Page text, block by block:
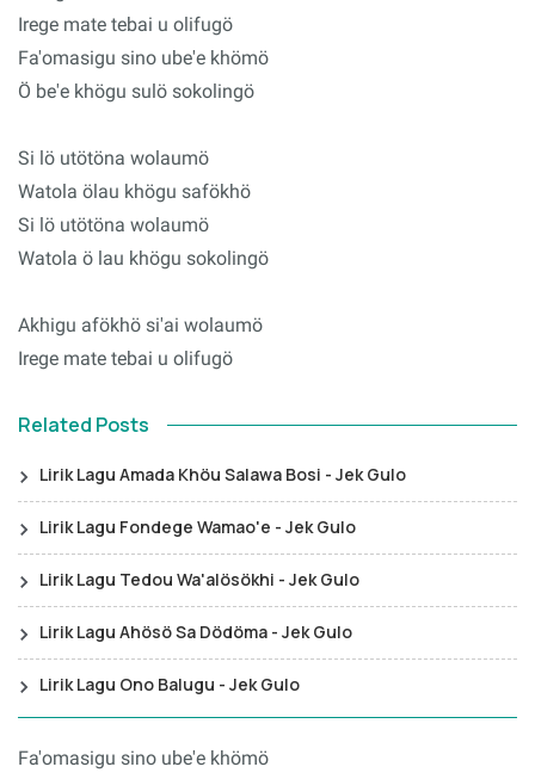
Irege mate tebai u olifugö
Fa'omasigu sino ube'e khömö
Ö be'e khögu sulö sokolingö
Si lö utötöna wolaumö
Watola ölau khögu safökhö
Si lö utötöna wolaumö
Watola ö lau khögu sokolingö
Akhigu afökhö si'ai wolaumö
Irege mate tebai u olifugö
Related Posts
Lirik Lagu Amada Khöu Salawa Bosi - Jek Gulo
Lirik Lagu Fondege Wamao'e - Jek Gulo
Lirik Lagu Tedou Wa'alösökhi - Jek Gulo
Lirik Lagu Ahösö Sa Dödöma - Jek Gulo
Lirik Lagu Ono Balugu - Jek Gulo
Fa'omasigu sino ube'e khömö